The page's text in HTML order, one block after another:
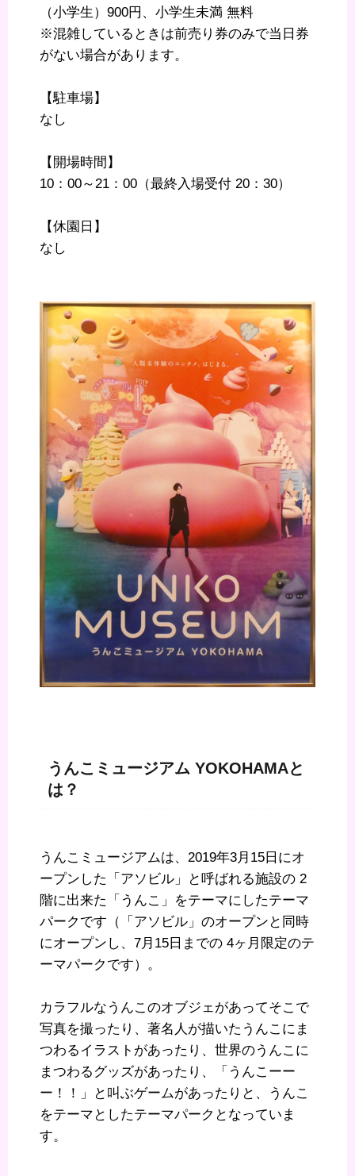
（小学生）900円、小学生未満 無料
※混雑しているときは前売り券のみで当日券
がない場合があります。
【駐車場】
なし
【開場時間】
10：00～21：00（最終入場受付 20：30）
【休園日】
なし
うんこミュージアム YOKOHAMAと
は？
うんこミュージアムは、2019年3月15日にオ
ープンした「アソビル」と呼ばれる施設の 2
階に出来た「うんこ」をテーマにしたテーマ
パークです（「アソビル」のオープンと同時
にオープンし、7月15日までの 4ヶ月限定のテ
ーマパークです）。
カラフルなうんこのオブジェがあってそこで
写真を撮ったり、著名人が描いたうんこにま
つわるイラストがあったり、世界のうんこに
まつわるグッズがあったり、「うんこーー
ー！！」と叫ぶゲームがあったりと、うんこ
をテーマとしたテーマパークとなっていま
す。